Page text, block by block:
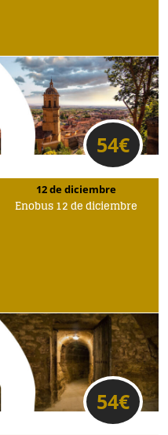
54€
12 de diciembre
Enobus 12 de diciembre
54€